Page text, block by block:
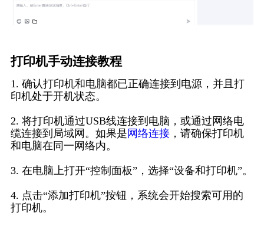
打印机手动连接教程
1. 确认打印机和电脑都已正确连接到电源，并且打
印机处于开机状态。
2. 将打印机通过USB线连接到电脑，或通过网络电
缆连接到局域网。如果是 网络连接，请确保打印机
和电脑在同一网络内。
3. 在电脑上打开“控制面板”，选择“设备和打印机”。
4. 点击“添加打印机”按钮，系统会开始搜索可用的
打印机。